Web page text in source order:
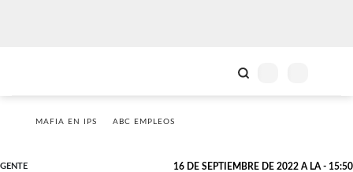
MAFIA EN IPS ABC EMPLEOS
GENTE 16 DE SEPTIEMBRE DE 2022 A LA - 15:50